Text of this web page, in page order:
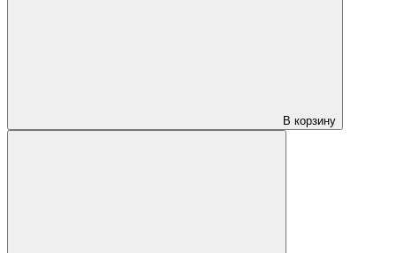
В корзину